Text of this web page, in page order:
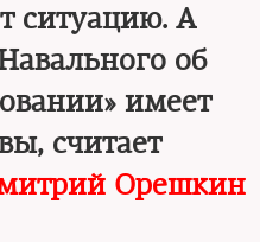
ситуацию. А
об
имеет
считает
Орешкин